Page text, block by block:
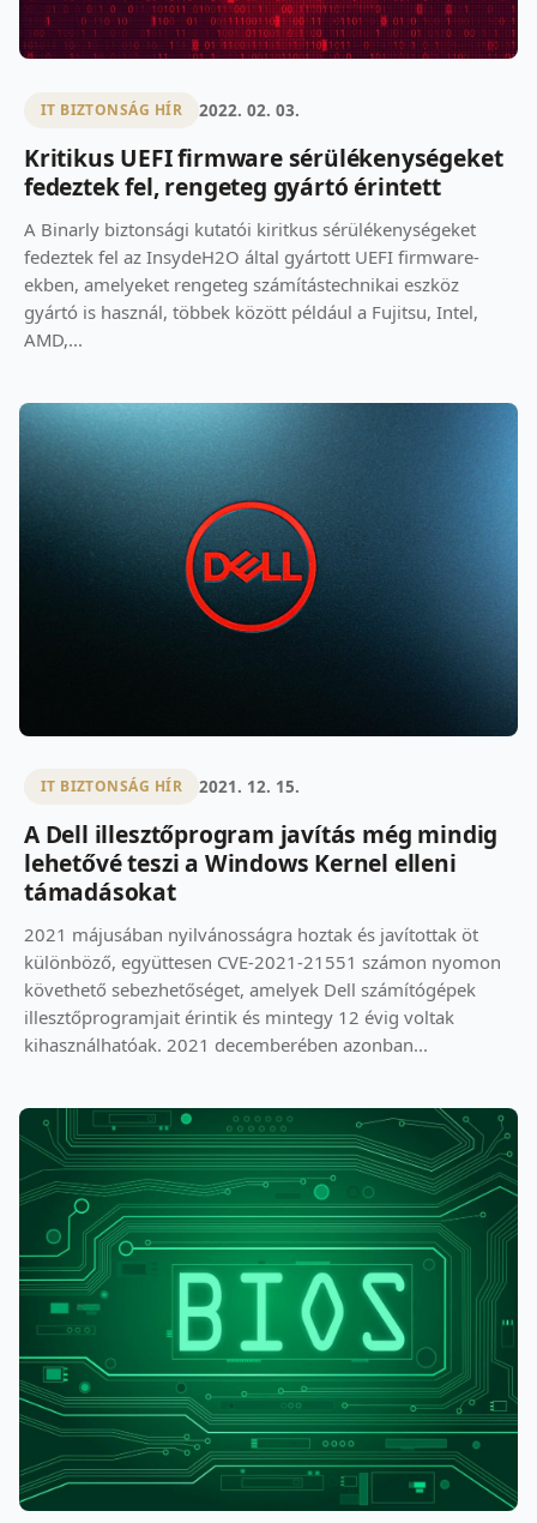
IT BIZTONSÁG HÍR 2022. 02. 03.
Kritikus UEFI firmware sérülékenységeket
fedeztek fel, rengeteg gyártó érintett
A Binarly biztonsági kutatói kiritkus sérülékenységeket
fedeztek fel az InsydeH2O által gyártott UEFI firmware-
ekben, amelyeket rengeteg számítástechnikai eszköz
gyártó is használ, többek között például a Fujitsu, Intel,
AMD,...
IT BIZTONSÁG HÍR 2021. 12. 15.
A Dell illesztőprogram javítás még mindig
lehetővé teszi a Windows Kernel elleni
támadásokat
2021 májusában nyilvánosságra hoztak és javítottak öt
különböző, együttesen CVE-2021-21551 számon nyomon
követhető sebezhetőséget, amelyek Dell számítógépek
illesztőprogramjait érintik és mintegy 12 évig voltak
kihasználhatóak. 2021 decemberében azonban...